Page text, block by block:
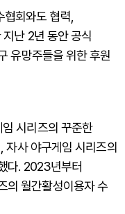
회와도 협력,
지난 2년 동안 공식
유망주들을 위한 후원
시리즈의 꾸준한
자사 야구게임 시리즈의
다. 2023년부터
의 월간활성이용자 수